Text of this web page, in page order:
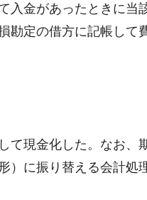
入金があったときに当
定の借方に記帳して
て現金化した。なお、
に振り替える会計処